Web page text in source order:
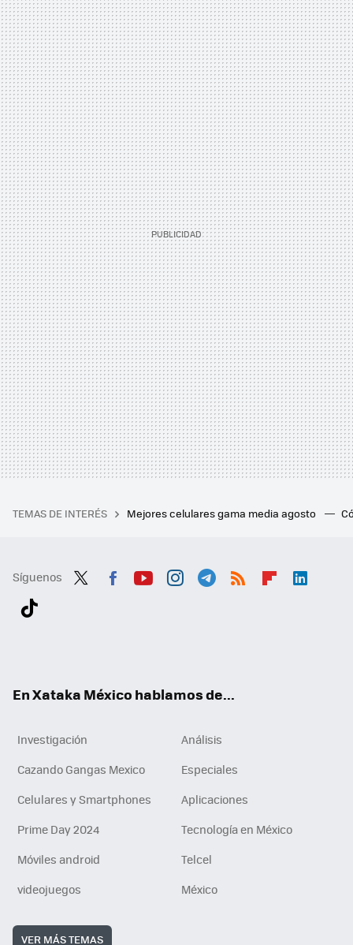
TEMAS DE INTERÉS Mejores celulares gama media agosto
Síguenos
En Xataka México hablamos de...
Investigación
Análisis
Cazando Gangas Mexico
Especiales
Celulares y Smartphones
Aplicaciones
Prime Day 2024
Tecnología en México
Móviles android
Telcel
videojuegos
México
VER MÁS TEMAS